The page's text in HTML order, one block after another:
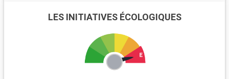
LES INITIATIVES ÉCOLOGIQUES